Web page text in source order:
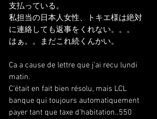
支払っている。
私担当の日本人女性、トキエ様は絶対
に連絡しても返事をくれない。。。
はぁ。。まだこれ続くんかい。
Ca a cause de lettre que j'ai recu lundi
matin.
C'était en fait bien résolu, mais LCL
banque qui toujours automatiquement
payer tant que taxe d'habitation..550